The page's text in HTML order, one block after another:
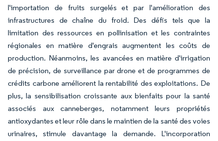
l'importation de fruits surgelés et par l'amélioration des
infrastructures de chaîne du froid. Des défis tels que la
limitation des ressources en pollinisation et les contraintes
régionales en matière d'engrais augmentent les coûts de
production. Néanmoins, les avancées en matière d'irrigation
de précision, de surveillance par drone et de programmes de
crédits carbone améliorent la rentabilité des exploitations. De
plus, la sensibilisation croissante aux bienfaits pour la santé
associés aux canneberges, notamment leurs propriétés
antioxydantes et leur rôle dans le maintien de la santé des voies
urinaires, stimule davantage la demande. L'incorporation